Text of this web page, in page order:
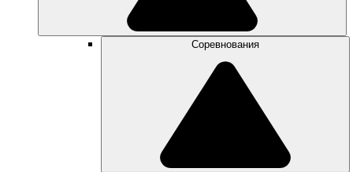
Соревнования